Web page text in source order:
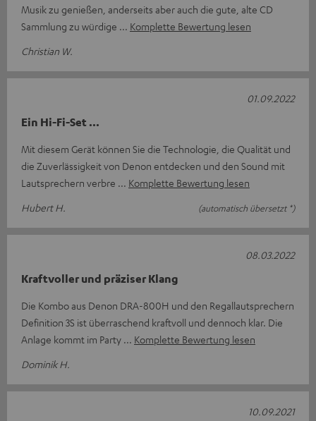
Musik zu genießen, anderseits aber auch die gute, alte CD
Sammlung zu würdige
Komplette Bewertung lesen
Christian W.
Ein Hi-Fi-Set ...
Mit diesem Gerät können Sie die Technologie, die Qualität und
die Zuverlässigkeit von Denon entdecken und den Sound mit
Lautsprechern verbre
Komplette Bewertung lesen
Hubert H.
(automatisch übersetzt *)
01.09.2022
Kraftvoller und präziser Klang
Die Kombo aus Denon DRA-800H und den Regallautsprechern
Definition 3S ist überraschend kraftvoll und dennoch klar. Die
Anlage kommt im Party
Komplette Bewertung lesen
Dominik H.
08.03.2022
10.09.2021